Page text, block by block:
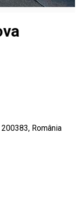
România